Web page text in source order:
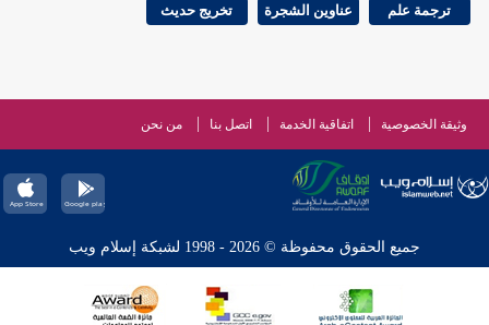
ترجمة علم عناوين الشجرة تخريج حديث
وثيقة الخصوصية اتفاقية الخدمة اتصل بنا من نحن
جميع الحقوق محفوظة © 2026 - 1998 لشبكة إسلام ويب